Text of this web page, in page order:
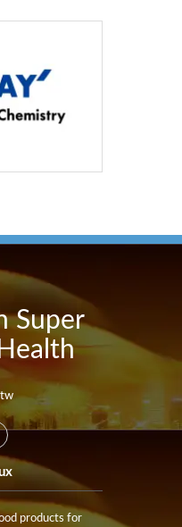
Super
products for